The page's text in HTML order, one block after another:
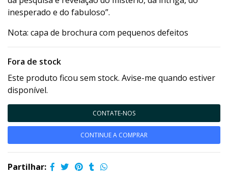
inesperado e do fabuloso”.
Nota: capa de brochura com pequenos defeitos
Fora de stock
Este produto ficou sem stock. Avise-me quando estiver
disponível.
CONTATE-NOS
CONTINUE A COMPRAR
Partilhar: